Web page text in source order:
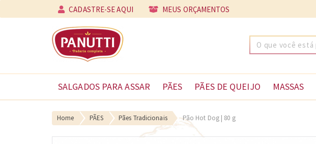
CADASTRE-SE AQUI MEUS ORÇAMENTOS
SALGADOS PARA ASSAR PÃES PÃES DE QUEIJO MASSAS
Home PÃES Pães Tradicionais Pão Hot Dog | 80 g